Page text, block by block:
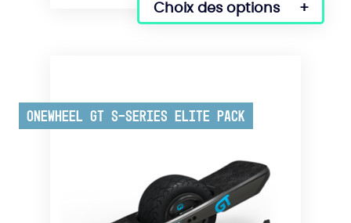
Choix des options
Ce
options
peuvent
sur
la
page
Onewheel GT S-Series Elite Pack